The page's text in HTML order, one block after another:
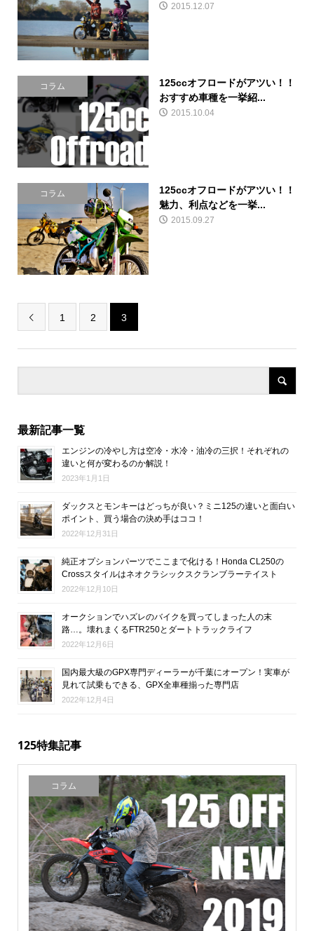
2015.12.07
コラム
125ccオフロードがアツい！！
おすすめ車種を一挙紹...
2015.10.04
コラム
125ccオフロードがアツい！！
魅力、利点などを一挙...
2015.09.27
 1 2 3
最新記事一覧
エンジンの冷やし方は空冷・水冷・油冷の三択！それぞれの
違いと何が変わるのか解説！
2023年1月1日
ダックスとモンキーはどっちが良い？ミニ125の違いと面白い
ポイント、買う場合の決め手はココ！
2022年12月31日
純正オプションパーツでここまで化ける！Honda CL250の
Crossスタイルはネオクラシックスクランブラーテイスト
2022年12月10日
オークションでハズレのバイクを買ってしまった人の末
路…。壊れまくるFTR250とダートトラックライフ
2022年12月6日
国内最大級のGPX専門ディーラーが千葉にオープン！実車が
見れて試乗もできる、GPX全車種揃った専門店
2022年12月4日
125特集記事
コラム